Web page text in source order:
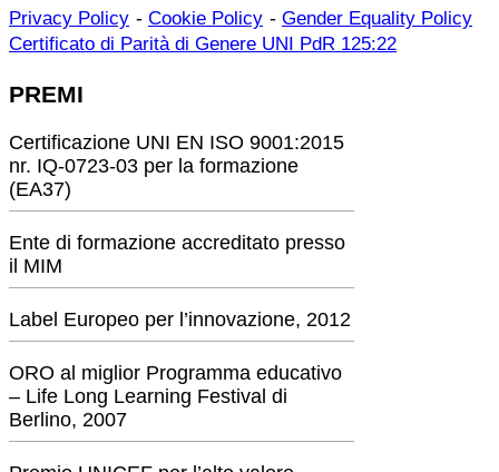
Privacy Policy - Cookie Policy - Gender Equality Policy
Certificato di Parità di Genere UNI PdR 125:22
PREMI
Certificazione UNI EN ISO 9001:2015
nr. IQ-0723-03 per la formazione
(EA37)
Ente di formazione accreditato presso
il MIM
Label Europeo per l’innovazione, 2012
ORO al miglior Programma educativo
– Life Long Learning Festival di
Berlino, 2007